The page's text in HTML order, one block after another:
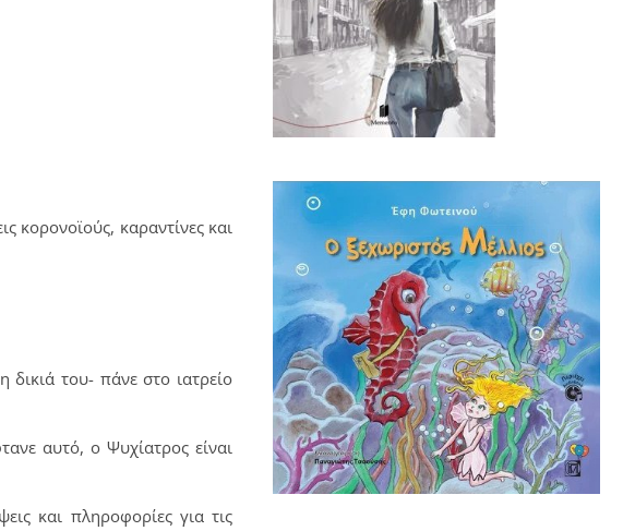
κορονοϊούς, καραντίνες και
του- πάνε στο ιατρείο
αυτό, ο Ψυχίατρος είναι
και πληροφορίες για τις